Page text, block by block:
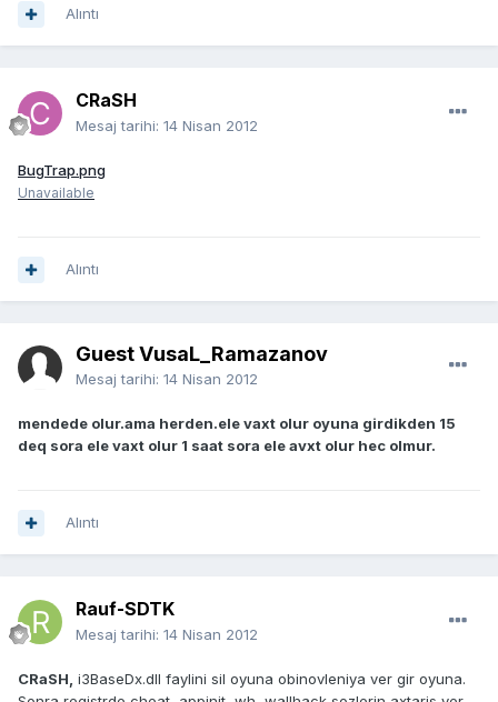
Alıntı
CRaSH
Mesaj tarihi: 14 Nisan 2012
BugTrap.png
Unavailable
Alıntı
Guest VusaL_Ramazanov
Mesaj tarihi: 14 Nisan 2012
mendede olur.ama herden.ele vaxt olur oyuna girdikden 15
deq sora ele vaxt olur 1 saat sora ele avxt olur hec olmur.
Alıntı
Rauf-SDTK
Mesaj tarihi: 14 Nisan 2012
CRaSH, i3BaseDx.dll faylini sil oyuna obinovleniya ver gir oyuna.